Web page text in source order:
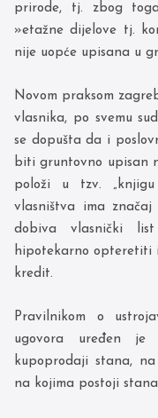
prirode, tj. zbog
»etažne dijelove tj.
nije uopće upisana u
Novom praksom
vlasnika, po svemu
se dopušta da i
biti gruntovno upisan
položi u tzv.
vlasništva ima značaj
dobiva vlasnički
hipotekarno opteretiti
kredit.
Pravilnikom o
ugovora uređen je
kupoprodaji stana,
na kojima postoji